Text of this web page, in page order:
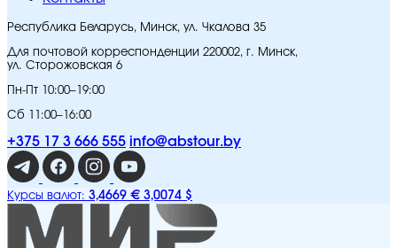
Республика Беларусь, Минск, ул. Чкалова 35
Для почтовой корреспонденции 220002, г. Минск,
ул. Сторожовская 6
Пн-Пт 10:00–19:00
Сб 11:00–16:00
+375 17 3 666 555 info@abstour.by
Курсы валют: 3,4669 € 3,0074 $